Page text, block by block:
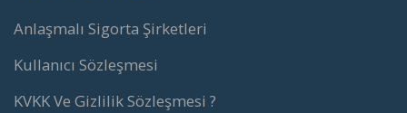
Anlaşmalı Sigorta Şirketleri
Kullanıcı Sözleşmesi
KVKK Ve Gizlilik Sözleşmesi ?